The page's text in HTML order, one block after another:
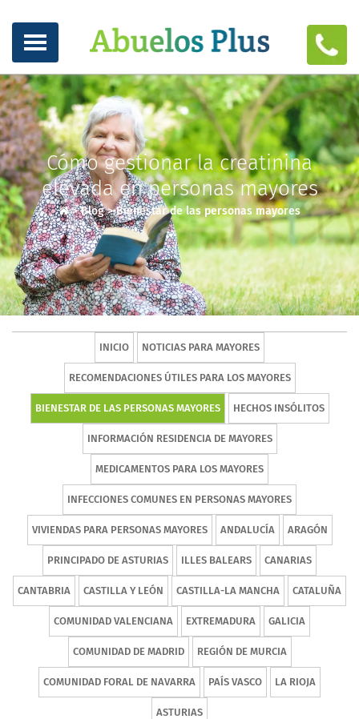
Cómo gestionar la creatinina
elevada en personas mayores
>Blog>Bienestar de las personas mayores
INICIO NOTICIAS PARA MAYORES
RECOMENDACIONES ÚTILES PARA LOS MAYORES
BIENESTAR DE LAS PERSONAS MAYORES HECHOS INSÓLITOS
INFORMACIÓN RESIDENCIA DE MAYORES
MEDICAMENTOS PARA LOS MAYORES
INFECCIONES COMUNES EN PERSONAS MAYORES
VIVIENDAS PARA PERSONAS MAYORES ANDALUCÍA ARAGÓN
PRINCIPADO DE ASTURIAS ILLES BALEARS CANARIAS
CANTABRIA CASTILLA Y LEÓN CASTILLA-LA MANCHA CATALUÑA
COMUNIDAD VALENCIANA EXTREMADURA GALICIA
COMUNIDAD DE MADRID REGIÓN DE MURCIA
COMUNIDAD FORAL DE NAVARRA PAÍS VASCO LA RIOJA
ASTURIAS